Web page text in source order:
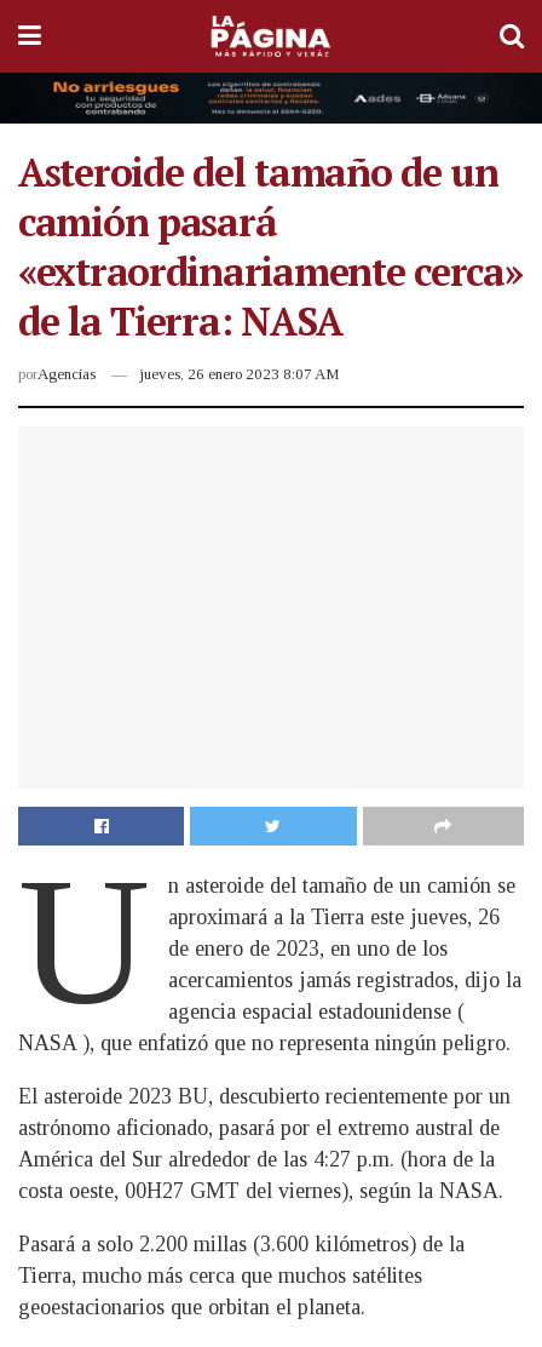
Asteroide del tamaño de un
camión pasará
«extraordinariamente cerca»
de la Tierra: NASA
porAgencias jueves, 26 enero 2023 8:07 AM
U
n asteroide del tamaño de un camión se
aproximará a la Tierra este jueves, 26
de enero de 2023, en uno de los
acercamientos jamás registrados, dijo la
agencia espacial estadounidense (
NASA ), que enfatizó que no representa ningún peligro.
El asteroide 2023 BU, descubierto recientemente por un
astrónomo aficionado, pasará por el extremo austral de
América del Sur alrededor de las 4:27 p.m. (hora de la
costa oeste, 00H27 GMT del viernes), según la NASA.
Pasará a solo 2.200 millas (3.600 kilómetros) de la
Tierra, mucho más cerca que muchos satélites
geoestacionarios que orbitan el planeta.